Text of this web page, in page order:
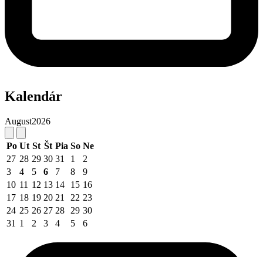
Kalendár
August2026
Po Ut St Št Pia So Ne
27 28 29 30 31 1
2
3
4 5 6 7 8
9
10 11 12 13 14 15 16
17 18 19 20 21 22 23
24 25 26 27 28 29 30
31 1 2 3 4 5 6